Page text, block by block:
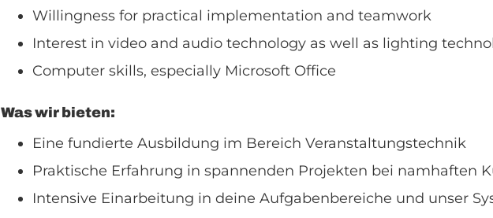
Willingness for practical implementation and teamwork
Interest in video and audio technology as well as lighting
Computer skills, especially Microsoft Office
Was wir bieten:
Eine fundierte Ausbildung im Bereich Veranstaltungstechnik
Praktische Erfahrung in spannenden Projekten bei namhaften
Intensive Einarbeitung in deine Aufgabenbereiche und unser